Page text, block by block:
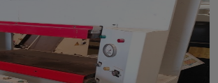
- Spessore mm 60 con resistenze
- Temperatura max 260°
diametro mm 240
kg/cm2 56
450